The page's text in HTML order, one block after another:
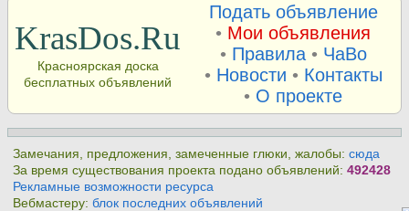
KrasDos.Ru
Красноярская доска
бесплатных объявлений
Подать объявление
• Мои объявления
• Правила• ЧаВо
• Новости • Контакты
• О проекте
Замечания, предложения, замеченные глюки, жалобы:сюда
За время существования проекта подано объявлений:492428
Рекламные возможности ресурса
Вебмастеру:блок последних объявлений